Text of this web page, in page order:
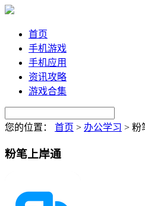
首页
手机游戏
手机应用
资讯攻略
游戏合集
您的位置： 首页 > 办公学习 > 粉
粉笔上岸通